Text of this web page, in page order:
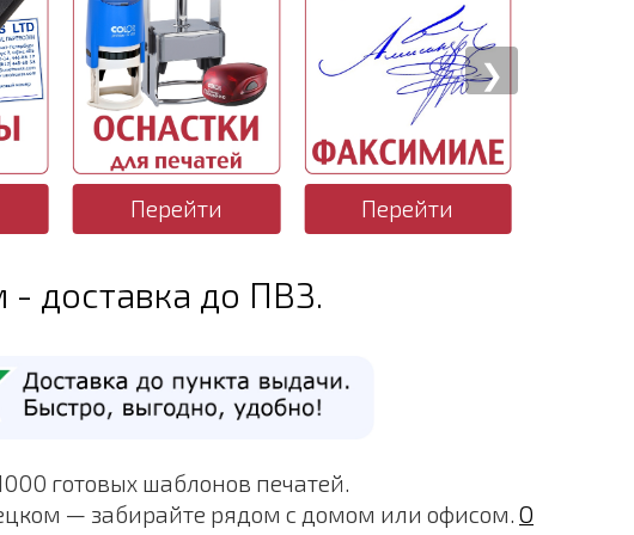
Перейти Перейти
❯
доставка до ПВЗ.
готовых шаблонов печатей.
— забирайте рядом с домом или офисом. О